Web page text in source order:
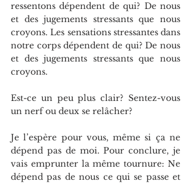
ressentons dépendent de qui? De nous
et des jugements stressants que nous
croyons. Les sensations stressantes dans
notre corps dépendent de qui? De nous
et des jugements stressants que nous
croyons.
Est-ce un peu plus clair? Sentez-vous
un nerf ou deux se relâcher?
Je l’espère pour vous, même si ça ne
dépend pas de moi. Pour conclure, je
vais emprunter la même tournure: Ne
dépend pas de nous ce qui se passe et